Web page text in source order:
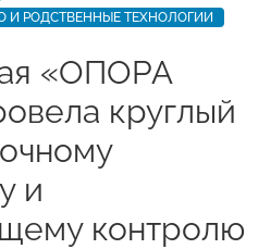
И РОДСТВЕННЫЕ ТЕХНОЛОГИИ
«ОПОРА
круглый
и
контролю